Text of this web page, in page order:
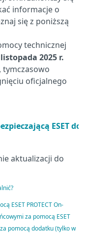
informacje o
się z poniższą
technicznej
2025 r.
tymczasowo
oficjalnego
ESET
aktualizacji do
ESET PROTECT On-
za pomocą ESET
pomocą dodatku (tylko w